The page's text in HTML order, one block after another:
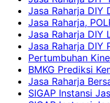
Jasa Raharja DIY
Jasa Raharja,
Jasa Raharja DIY
Jasa Raharja DIY
Pertumbuhan
BMKG Prediksi
Jasa Raharja
SIGAP Instansi